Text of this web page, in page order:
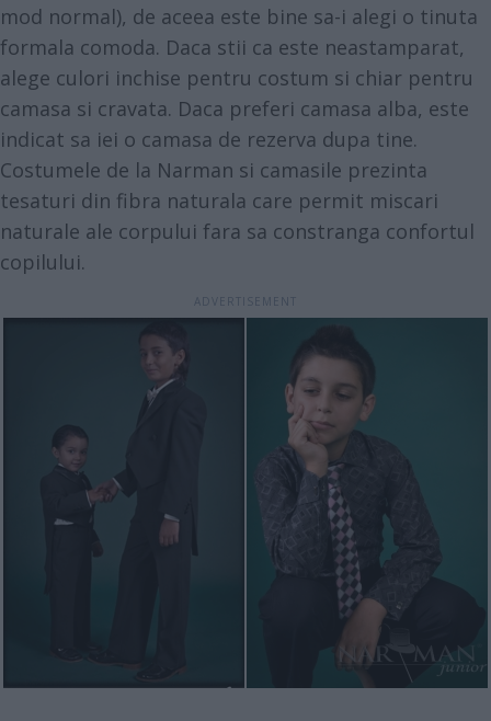
mod normal), de aceea este bine sa-i alegi o tinuta
formala comoda. Daca stii ca este neastamparat,
alege culori inchise pentru costum si chiar pentru
camasa si cravata. Daca preferi camasa alba, este
indicat sa iei o camasa de rezerva dupa tine.
Costumele de la Narman si camasile prezinta
tesaturi din fibra naturala care permit miscari
naturale ale corpului fara sa constranga confortul
copilului.